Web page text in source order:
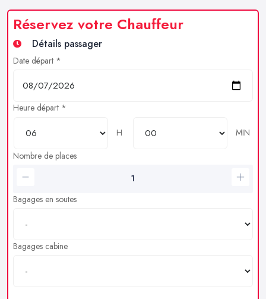
Réservez votre Chauffeur
Détails passager
Date départ *
Heure départ *
H
MIN
Nombre de places
Bagages en soutes
Bagages cabine